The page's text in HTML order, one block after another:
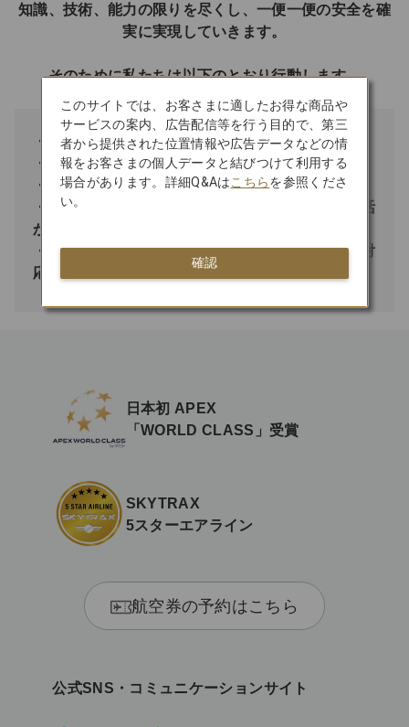
知識、技術、能力の限りを尽くし、一便一便の安全を確
実に実現していきます。
そのために私たちは以下のとおり行動します。
・安全に懸念を感じた時は迷わず立ち止まります。
・規則を遵守し、基本に忠実に業務を遂行します。
・推測に頼らず、必ず確認します。
・情報は漏れなく速やかに共有し、安全の実現に活
かします。
・問題を過小評価することなく、迅速かつ的確に対
応します。
日本初 APEX
「WORLD CLASS」受賞
SKYTRAX
5スターエアライン
航空券の予約はこちら
公式SNS・コミュニケーションサイト
このサイトでは、お客さまに適したお得な商品や
サービスの案内、広告配信等を行う目的で、第三
者から提供された位置情報や広告データなどの情
報をお客さまの個人データと結びつけて利用する
場合があります。詳細Q&Aはこちらを参照くださ
い。
確認